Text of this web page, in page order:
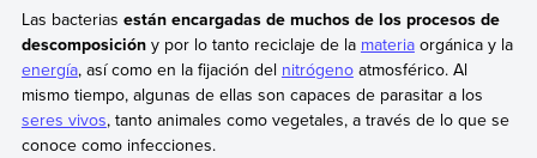
Las bacterias están encargadas de muchos de los procesos de
descomposicióny por lo tanto reciclaje de la materiaorgánica y la
energía, así como en la fijación del nitrógenoatmosférico. Al
mismo tiempo, algunas de ellas son capaces de parasitar a los
seres vivos, tanto animales como vegetales, a través de lo que se
conoce como infecciones.